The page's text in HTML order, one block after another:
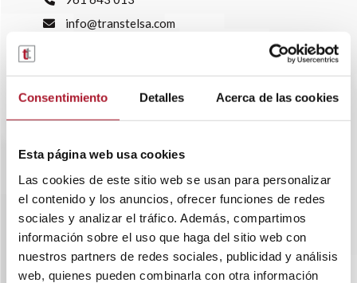
Consentimiento Detalles Acerca de las cookies
Esta página web usa cookies
Las cookies de este sitio web se usan para personalizar
el contenido y los anuncios, ofrecer funciones de redes
sociales y analizar el tráfico. Además, compartimos
información sobre el uso que haga del sitio web con
nuestros partners de redes sociales, publicidad y análisis
web, quienes pueden combinarla con otra información
info@transtelsa.com